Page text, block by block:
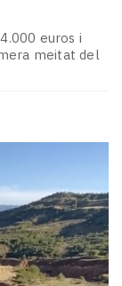
euros i
meitat del